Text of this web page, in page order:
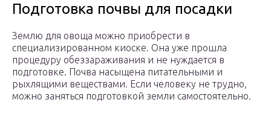
Подготовка почвы для посадки
Землю для овоща можно приобрести в
специализированном киоске. Она уже прошла
процедуру обеззараживания и не нуждается в
подготовке. Почва насыщена питательными и
рыхлящими веществами. Если человеку не трудно,
можно заняться подготовкой земли самостоятельно.